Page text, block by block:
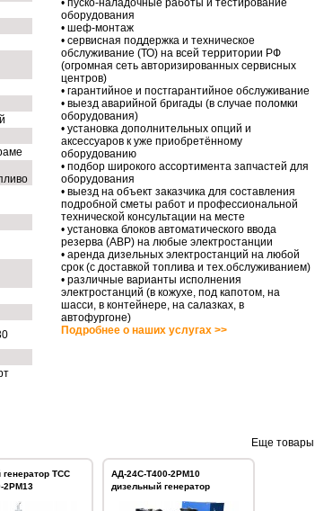
• пуско-наладочные работы и тестирование
оборудования
• шеф-монтаж
• сервисная поддержка и техническое
обслуживание (ТО) на всей территории РФ
(огромная сеть авторизированных сервисных
центров)
• гарантийное и постгарантийное обслуживание
• выезд аварийной бригады (в случае поломки
оборудования)
• установка дополнительных опций и
аксессуаров к уже приобретённому
оборудованию
• подбор широкого ассортимента запчастей для
оборудования
• выезд на объект заказчика для составления
подробной сметы работ и профессиональной
технической консультации на месте
• установка блоков автоматического ввода
резерва (АВР) на любые электростанции
• аренда дизельных электростанций на любой
срок (с доставкой топлива и тех.обслуживанием)
• различные варианты исполнения
электростанций (в кожухе, под капотом, на
шасси, в контейнере, на салазках, в
автофургоне)
Подробнее о наших услугах >>
Еще товары
ТСС
2РМ13
АД-24С-Т400-2РМ10
дизельный генератор